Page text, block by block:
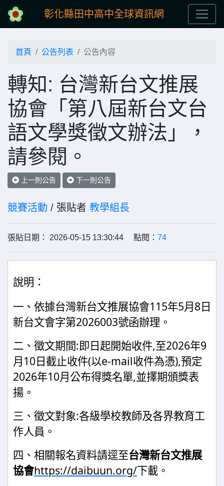
彰化縣田中高中全球資訊網
首頁 公告列表 公告內容
轉知: 台灣新台文推展
協會「第八屆新台文台
語文學獎徵文辦法」，
請參閱。
上一則公告 下一則公告
競賽活動 / 張貼者 教學組長
張貼日期： 2026-05-15 13:30:44 點閱： 74
說明：
一、依據台灣新台文推展協會115年5月8日
新台文會字第2026003號函辦理。
二、 徵文期間:即日起開始收件,至2026年9
月10日截止收件(以e-mail收件為憑),預定
2026年10月公布得獎名單,並擇期頒獎表
揚。
三、徵文對象:各級學校教師及各界教育工
作人員。
四、相關報名資料請逕至台灣新台文推展
協會https://daibuun.org/下載。